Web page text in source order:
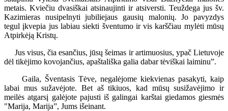
metais. Kviečiu dvasiškai atsinaujinti ir atsiversti. Teuždega jus šv.
Kazimieras nusipelnyti jubiliejaus gausių malonių. Jo pavyzdys
tegul įkvepia jus labiau siekti šventumo ir vis karščiau mylėti mūsų
Atpirkėją Kristų.
Jus visus, čia esančius, jūsų šeimas ir artimuosius, ypač Lietuvoje
dėl tikėjimo kovojančius, apaštališka galia dabar tėviškai laiminu”.
Gaila, Šventasis Tėve, negalėjome kiekvienas pasakyti, kaip
labai mus sužavėjote. Bet aš tikiuos, kad mūsų susižavėjimo ir
meilės atgarsį galėjote pajusti iš galingai karštai giedamos giesmės
"Marija, Marija”, Jums išeinant.